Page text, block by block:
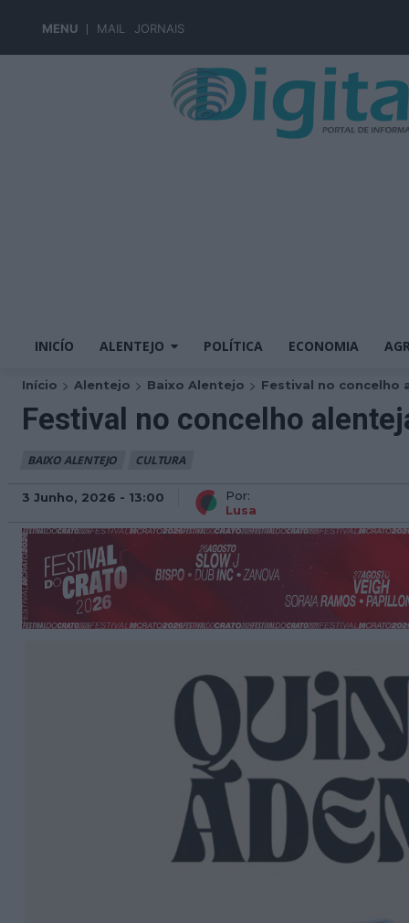
MENU MAIL JORNAIS
INICÍO ALENTEJO POLÍTICA ECONOMIA
Início Alentejo Baixo Alentejo Festival no concelho
Festival no concelho
BAIXO ALENTEJO CULTURA
3 Junho, 2026 - 13:00
Por:
Lusa